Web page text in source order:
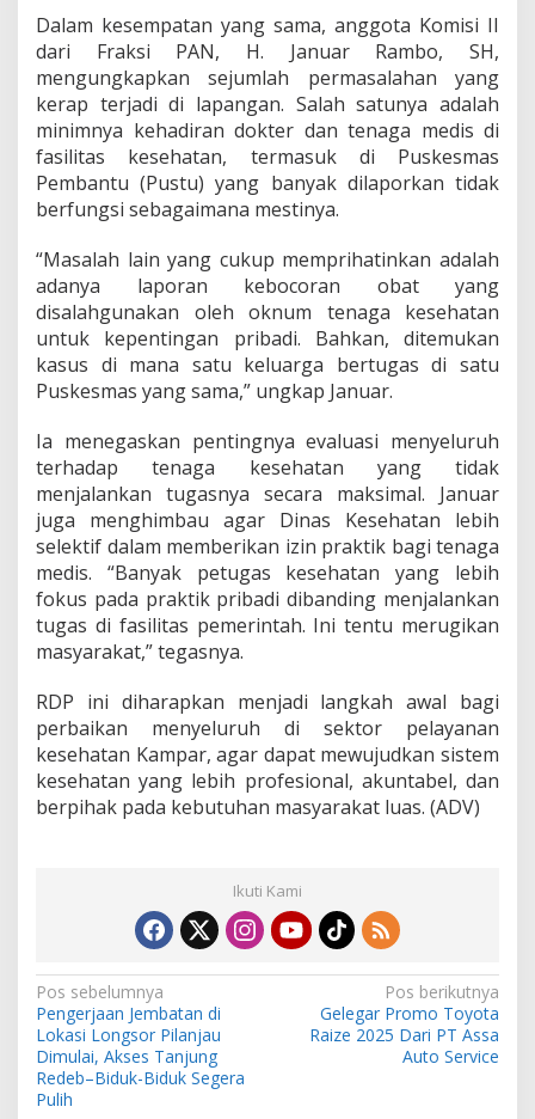
d
a
K
i
n
e
r
j
u
s
t
Dalam kesempatan yang sama, anggota Komisi II
dari Fraksi PAN, H. Januar Rambo, SH,
mengungkapkan sejumlah permasalahan yang
kerap terjadi di lapangan. Salah satunya adalah
minimnya kehadiran dokter dan tenaga medis di
fasilitas kesehatan, termasuk di Puskesmas
Pembantu (Pustu) yang banyak dilaporkan tidak
berfungsi sebagaimana mestinya.
“Masalah lain yang cukup memprihatinkan adalah
adanya laporan kebocoran obat yang
disalahgunakan oleh oknum tenaga kesehatan
untuk kepentingan pribadi. Bahkan, ditemukan
kasus di mana satu keluarga bertugas di satu
Puskesmas yang sama,” ungkap Januar.
Ia menegaskan pentingnya evaluasi menyeluruh
terhadap tenaga kesehatan yang tidak
menjalankan tugasnya secara maksimal. Januar
juga menghimbau agar Dinas Kesehatan lebih
selektif dalam memberikan izin praktik bagi tenaga
medis. “Banyak petugas kesehatan yang lebih
fokus pada praktik pribadi dibanding menjalankan
tugas di fasilitas pemerintah. Ini tentu merugikan
masyarakat,” tegasnya.
RDP ini diharapkan menjadi langkah awal bagi
perbaikan menyeluruh di sektor pelayanan
kesehatan Kampar, agar dapat mewujudkan sistem
kesehatan yang lebih profesional, akuntabel, dan
berpihak pada kebutuhan masyarakat luas. (ADV)
Ikuti Kami
N
a
v
i
Pos sebelumnya
Pengerjaan Jembatan di
Lokasi Longsor Pilanjau
Dimulai, Akses Tanjung
Redeb–Biduk-Biduk Segera
Pulih
Pos berikutnya
Gelegar Promo Toyota
Raize 2025 Dari PT Assa
Auto Service